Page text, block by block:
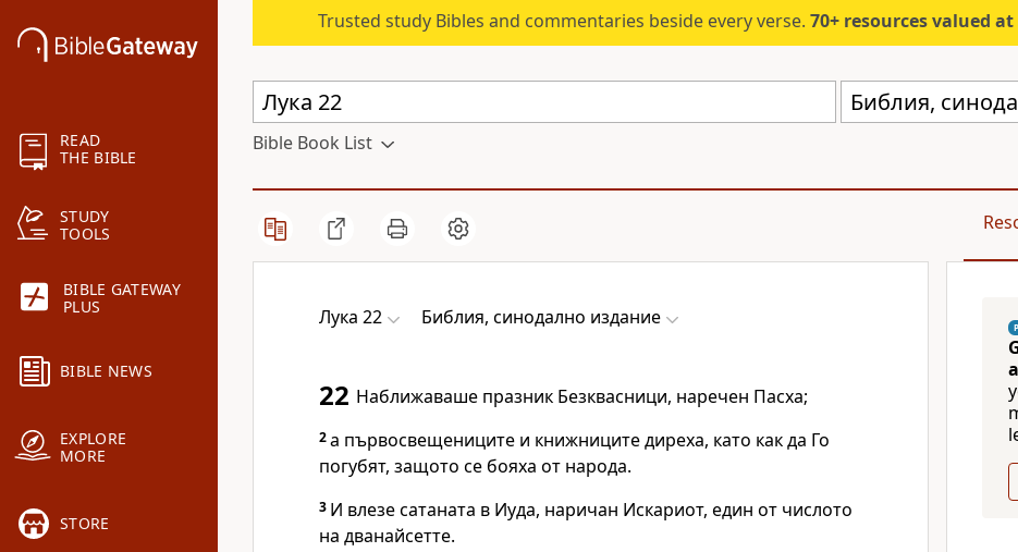
READ
THE BIBLE
STUDY
TOOLS
BIBLE GATEWAY
PLUS
BIBLE NEWS
EXPLORE
MORE
STORE
Trusted study Bibles and commentaries beside every verse. 70+ resources valued at
Библия,
Bible Book List
Лука 22 Библия, синодално издание
22 Наближаваше празник Безквасници, наречен Пасха;
2а първосвещениците и книжниците диреха, като как да Го
погубят, защото се бояха от народа.
3 И влезе сатаната в Иуда, наричан Искариот, един от числото
на дванайсетте.